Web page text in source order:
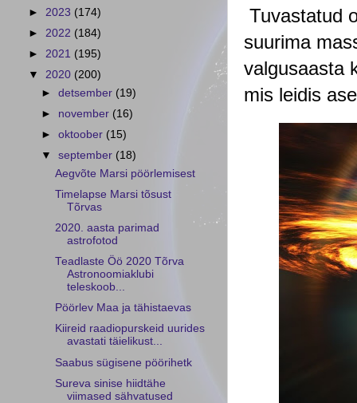
Tuvastatud
suurima
valgusaasta
mis leidis
► 2023 (174)
► 2022 (184)
► 2021 (195)
▼ 2020 (200)
►detsember (19)
► november (16)
►oktoober (15)
▼september (18)
Aegvõte Marsi pöörlemisest
Timelapse Marsi tõsust
Tõrvas
2020. aasta parimad
astrofotod
Teadlaste Öö 2020 Tõrva
Astronoomiaklubi
teleskoob...
Pöörlev Maa ja tähistaevas
Kiireid raadiopurskeid uurides
avastati täielikust...
Saabus sügisene pöörihetk
Sureva sinise hiidtähe
viimased sähvatused